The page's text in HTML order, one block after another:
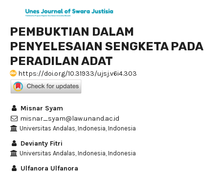
PEMBUKTIAN DALAM
PENYELESAIAN SENGKETA PADA
PERADILAN ADAT
https://doi.org/10.31933/ujsj.v6i4.303
Misnar Syam
misnar_syam@law.unand.ac.id
Universitas Andalas, Indonesia, Indonesia
Devianty Fitri
Universitas Andalas, Indonesia, Indonesia
Ulfanora Ulfanora